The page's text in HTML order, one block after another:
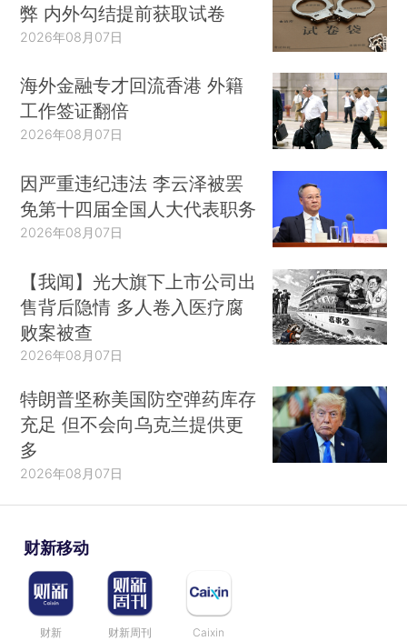
弊 内外勾结提前获取试卷
2026年08月07日
海外金融专才回流香港 外籍
工作签证翻倍
2026年08月07日
因严重违纪违法 李云泽被罢
免第十四届全国人大代表职务
2026年08月07日
【我闻】光大旗下上市公司出
售背后隐情 多人卷入医疗腐
败案被查
2026年08月07日
特朗普坚称美国防空弹药库存
充足 但不会向乌克兰提供更
多
2026年08月07日
财新移动
财新 财新周刊 Caixin